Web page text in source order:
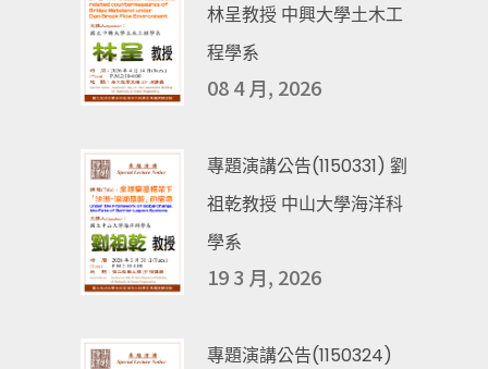
林呈教授 中興大學土木工
程學系
08 4 月, 2026
專題演講公告(1150331) 劉
祖乾教授 中山大學海洋科
學系
19 3 月, 2026
專題演講公告(1150324)